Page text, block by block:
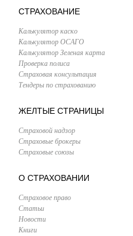
СТРАХОВАНИЕ
Калькулятор каско
Калькулятор ОСАГО
Калькулятор Зеленая карта
Проверка полиса
Страховая консультация
Тендеры по страхованию
ЖЕЛТЫЕ СТРАНИЦЫ
Страховой надзор
Страховые брокеры
Страховые союзы
О СТРАХОВАНИИ
Страховое право
Статьи
Новости
Книги